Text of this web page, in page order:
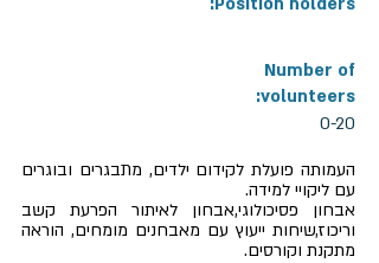
Number of
volunteers:
0-20
העמותה פועלת לקידום ילדים, מתבגרים ובוגרים
עם ליקויי למידה.
אבחון פסיכולוגי,אבחון לאיתור הפרעת קשב
וריכוז,שיחות ייעוץ עם מאבחנים מומחים, הוראה
מתקנת וקורסים.